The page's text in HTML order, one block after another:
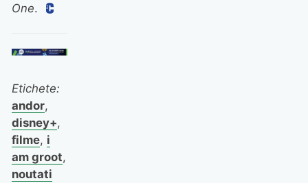
One.
Etichete:
andor,
disney+,
filme, i
am groot,
noutati